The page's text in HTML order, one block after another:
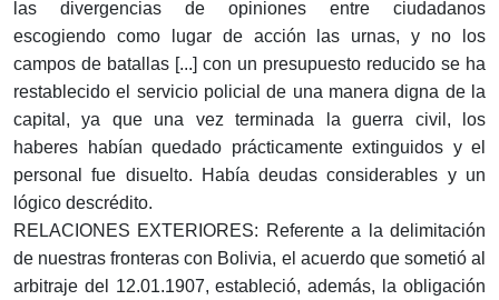
las divergencias de opiniones entre ciudadanos
escogiendo como lugar de acción las urnas, y no los
campos de batallas [...] con un presupuesto reducido se ha
restablecido el servicio policial de una manera digna de la
capital, ya que una vez terminada la guerra civil, los
haberes habían quedado prácticamente extinguidos y el
personal fue disuelto. Había deudas considerables y un
lógico descrédito.
RELACIONES EXTERIORES: Referente a la delimitación
de nuestras fronteras con Bolivia, el acuerdo que sometió al
arbitraje del 12.01.1907, estableció, además, la obligación